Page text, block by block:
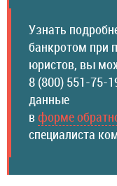
Узнать
банкротом при
юристов, вы
8 (800) 551-75-
данные
вформе
специалиста